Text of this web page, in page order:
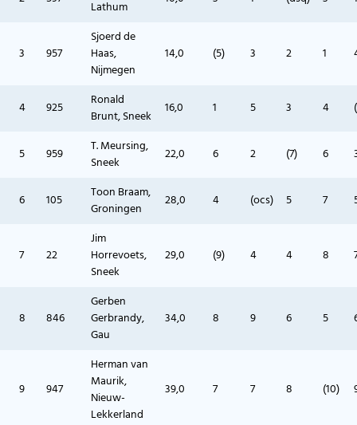
Lathum
3 957
Sjoerd de
Haas,
Nijmegen
14,0 (5) 3 2 1
4 925
Ronald
Brunt, Sneek
16,0 1 5 3 4
5 959
T. Meursing,
Sneek
22,0 6 2 (7) 6
6 105
Toon Braam,
Groningen
28,0 4 (ocs) 5 7
7 22
Jim
Horrevoets,
Sneek
29,0 (9) 4 4 8
8 846
Gerben
Gerbrandy,
Gau
34,0 8 9 6 5
9 947
Herman van
Maurik,
Nieuw-
Lekkerland
39,0 7 7 8 (10)